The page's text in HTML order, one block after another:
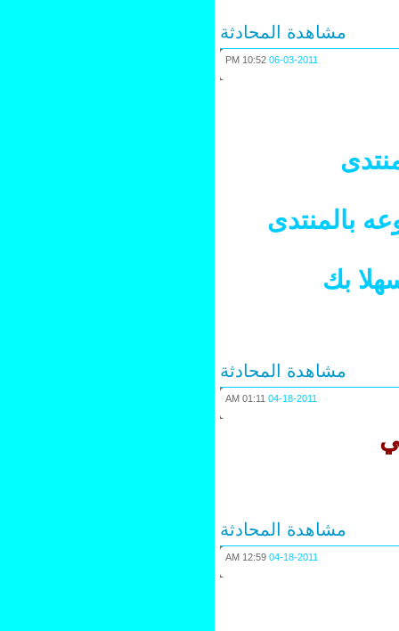
مشاهدة المحادثة
06-03-2011
10:52 PM
بالمنتدى
بك
مشاهدة المحادثة
04-18-2011
01:11 AM
مشاهدة المحادثة
04-18-2011
12:59 AM